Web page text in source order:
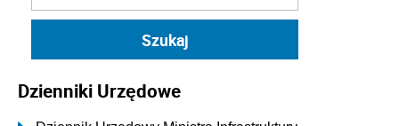
Dzienniki Urzędowe